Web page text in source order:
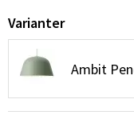
Varianter
Ambit